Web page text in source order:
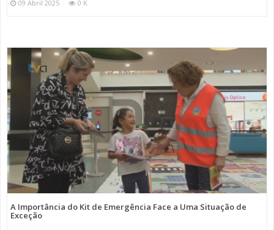
09 Abril 2025 0 K
A Importância do Kit de Emergência Face a Uma Situação de
Exceção